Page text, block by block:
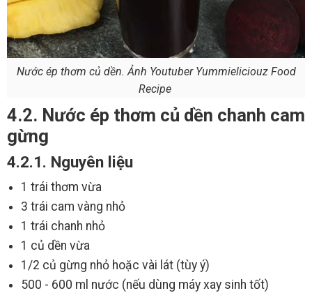
Nước ép thơm củ dền. Ảnh Youtuber Yummieliciouz Food
Recipe
4.2. Nước ép thơm củ dền chanh cam
gừng
4.2.1. Nguyên liệu
1 trái thơm vừa
3 trái cam vàng nhỏ
1 trái chanh nhỏ
1 củ dền vừa
1/2 củ gừng nhỏ hoặc vài lát (tùy ý)
500 - 600 ml nước (nếu dùng máy xay sinh tốt)